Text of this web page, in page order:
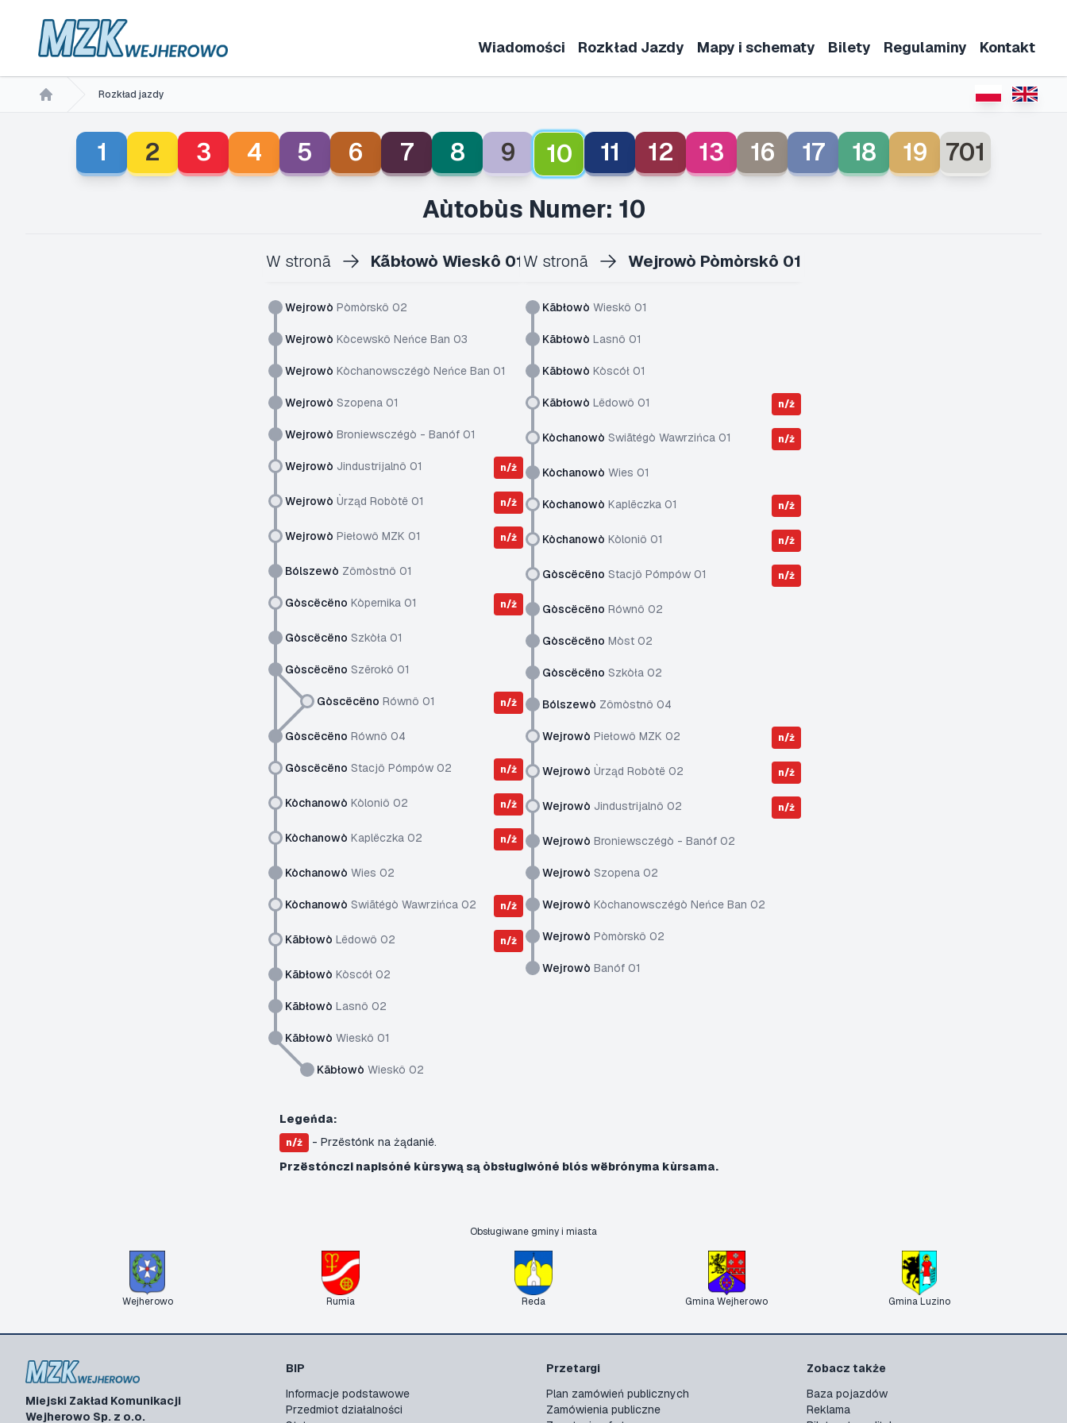
Wiadomości Rozkład Jazdy Mapy i schematy Bilety Regulaminy Kontakt
Rozkład jazdy
1 2 3 4 5 6 7 8 9 10 11 12 13 16 17 18 19
701
Aùtobùs Numer: 10
W stronã Kãbłowò Wieskô 01
Wejrowò Pòmòrskô 02
Wejrowò Kòcewskô Neńce Ban 03
Wejrowò Kòchanowsczégò Neńce Ban 01
Wejrowò Szopena 01
Wejrowò Broniewsczégò - Banóf 01
Wejrowò Jindustrijalnô 01 n/ż
Wejrowò Ùrząd Robòtë 01 n/ż
Wejrowò Piełowô MZK 01 n/ż
Bólszewò Zômòstnô 01
Gòscëcëno Kòpernika 01 n/ż
Gòscëcëno Szkòła 01
Gòscëcëno Szërokô 01
Gòscëcëno Równô 01 n/ż
Gòscëcëno Równô 04
Gòscëcëno Stacjô Pómpów 02 n/ż
Kòchanowò Kòloniô 02 n/ż
Kòchanowò Kaplëczka 02 n/ż
Kòchanowò Wies 02
Kòchanowò Swiãtégò Wawrzińca 02 n/ż
Kãbłowò Lëdowô 02 n/ż
Kãbłowò Kòscół 02
Kãbłowò Lasnô 02
Kãbłowò Wieskô 01
Kãbłowò Wieskô 02
W stronã Wejrowò Pòmòrskô 01
Kãbłowò Wieskô 01
Kãbłowò Lasnô 01
Kãbłowò Kòscół 01
Kãbłowò Lëdowô 01 n/ż
Kòchanowò Swiãtégò Wawrzińca 01 n/ż
Kòchanowò Wies 01
Kòchanowò Kaplëczka 01 n/ż
Kòchanowò Kòloniô 01 n/ż
Gòscëcëno Stacjô Pómpów 01 n/ż
Gòscëcëno Równô 02
Gòscëcëno Mòst 02
Gòscëcëno Szkòła 02
Bólszewò Zômòstnô 04
Wejrowò Piełowô MZK 02 n/ż
Wejrowò Ùrząd Robòtë 02 n/ż
Wejrowò Jindustrijalnô 02 n/ż
Wejrowò Broniewsczégò - Banóf 02
Wejrowò Szopena 02
Wejrowò Kòchanowsczégò Neńce Ban 02
Wejrowò Pòmòrskô 02
Wejrowò Banóf 01
Legeńda:
n/ż
- Przëstónk na żądanié.
Przëstónczi napisóné kùrsywą są òbsługiwóné blós wëbrónyma kùrsama.
Obsługiwane gminy i miasta
Wejherowo Rumia Reda Gmina Wejherowo Gmina Luzino
Miejski Zakład Komunikacji
Wejherowo Sp. z o.o.
BIP
Informacje podstawowe
Przedmiot działalności
Przetargi
Plan zamówień publicznych
Zamówienia publiczne
Zobacz także
Baza pojazdów
Reklama